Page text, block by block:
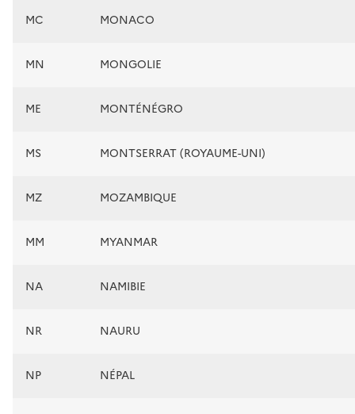
MC MONACO
MN MONGOLIE
ME MONTÉNÉGRO
MS MONTSERRAT (ROYAUME-UNI)
MZ MOZAMBIQUE
MM MYANMAR
NA NAMIBIE
NR NAURU
NP NÉPAL